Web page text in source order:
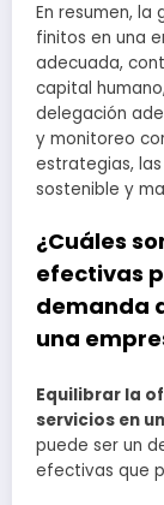
En resumen, la
finitos en una
adecuada,
capital
delegación
y monitoreo
estrategias,
sostenible y
¿Cuáles
efectivas
demanda
una
Equilibrar la
servicios en
puede ser un
efectivas que